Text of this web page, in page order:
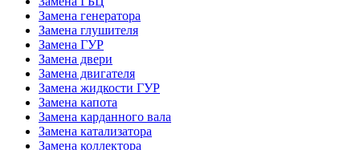
Замена генератора
Замена глушителя
Замена ГУР
Замена двери
Замена двигателя
Замена жидкости ГУР
Замена капота
Замена карданного вала
Замена катализатора
Замена коллектора